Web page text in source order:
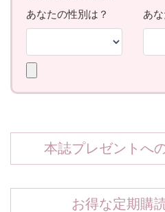
本誌プレゼントへ
お得な定期購